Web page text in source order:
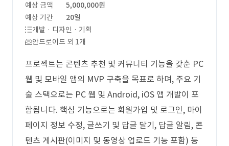
예상 금액
5,000,000원
예상 기간
20일
개발 · 디자인 · 기획
안드로이드 외 1개
프로젝트는 콘텐츠 추천 및 커뮤니티 기능을 갖춘 PC
웹 및 모바일 앱의 MVP 구축을 목표로 하며, 주요 기
술 스택으로는 PC 웹 및 Android, iOS 앱 개발이 포
함됩니다. 핵심 기능으로는 회원가입 및 로그인, 마이
페이지 정보 수정, 글쓰기 및 답글 달기, 답글 알림, 콘
텐츠 게시판(이미지 및 동영상 업로드 기능 포함) 등